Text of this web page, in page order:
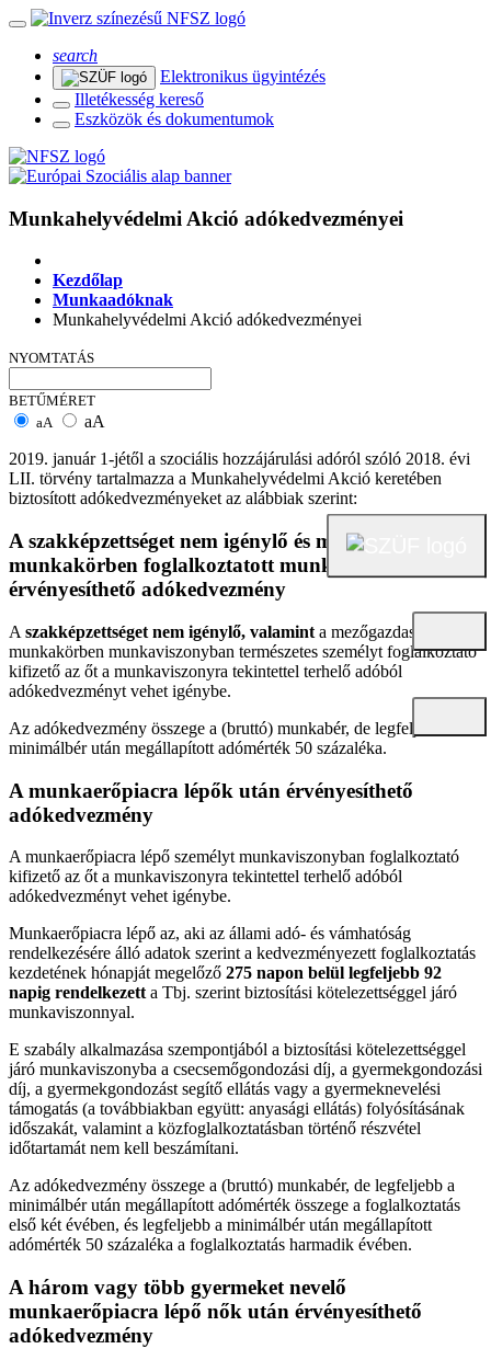
search
Elektronikus ügyintézés
Illetékesség kereső
Eszközök és dokumentumok
Munkahelyvédelmi Akció adókedvezményei
Kezdőlap
Munkaadóknak
Munkahelyvédelmi Akció adókedvezményei
NYOMTATÁS
BETŰMÉRET
aA
aA
2019. január 1-jétől a szociális hozzájárulási adóról szóló 2018. évi
LII. törvény tartalmazza a Munkahelyvédelmi Akció keretében
biztosított adókedvezményeket az alábbiak szerint:
A szakképzettséget nem igénylő és mezőgazdasági
munkakörben foglalkoztatott munkavállalók után
érvényesíthető adókedvezmény
A szakképzettséget nem igénylő, valamint a mezőgazdasági
munkakörben munkaviszonyban természetes személyt foglalkoztató
kifizető az őt a munkaviszonyra tekintettel terhelő adóból
adókedvezményt vehet igénybe.
Az adókedvezmény összege a (bruttó) munkabér, de legfeljebb a
minimálbér után megállapított adómérték 50 százaléka.
A munkaerőpiacra lépők után érvényesíthető
adókedvezmény
A munkaerőpiacra lépő személyt munkaviszonyban foglalkoztató
kifizető az őt a munkaviszonyra tekintettel terhelő adóból
adókedvezményt vehet igénybe.
Munkaerőpiacra lépő az, aki az állami adó- és vámhatóság
rendelkezésére álló adatok szerint a kedvezményezett foglalkoztatás
kezdetének hónapját megelőző 275 napon belül legfeljebb 92
napig rendelkezett a Tbj. szerint biztosítási kötelezettséggel járó
munkaviszonnyal.
E szabály alkalmazása szempontjából a biztosítási kötelezettséggel
járó munkaviszonyba a csecsemőgondozási díj, a gyermekgondozási
díj, a gyermekgondozást segítő ellátás vagy a gyermeknevelési
támogatás (a továbbiakban együtt: anyasági ellátás) folyósításának
időszakát, valamint a közfoglalkoztatásban történő részvétel
időtartamát nem kell beszámítani.
Az adókedvezmény összege a (bruttó) munkabér, de legfeljebb a
minimálbér után megállapított adómérték összege a foglalkoztatás
első két évében, és legfeljebb a minimálbér után megállapított
adómérték 50 százaléka a foglalkoztatás harmadik évében.
A három vagy több gyermeket nevelő
munkaerőpiacra lépő nők után érvényesíthető
adókedvezmény